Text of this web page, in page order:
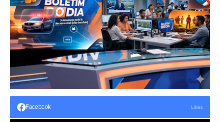
Facebook Likes